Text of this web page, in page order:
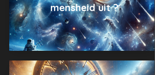
mensheid uit ?